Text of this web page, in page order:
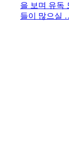
을 보며 유독
들이 많으실